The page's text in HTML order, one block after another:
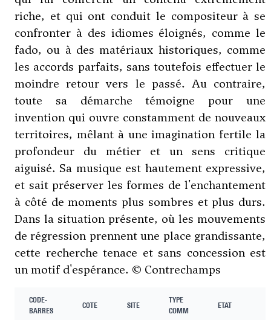
riche, et qui ont conduit le compositeur à se
confronter à des idiomes éloignés, comme le
fado, ou à des matériaux historiques, comme
les accords parfaits, sans toutefois effectuer le
moindre retour vers le passé. Au contraire,
toute sa démarche témoigne pour une
invention qui ouvre constamment de nouveaux
territoires, mêlant à une imagination fertile la
profondeur du métier et un sens critique
aiguisé. Sa musique est hautement expressive,
et sait préserver les formes de l'enchantement
à côté de moments plus sombres et plus durs.
Dans la situation présente, où les mouvements
de régression prennent une place grandissante,
cette recherche tenace et sans concession est
un motif d'espérance. © Contrechamps
CODE-
BARRES
COTE SITE
TYPE
COMM
ETAT